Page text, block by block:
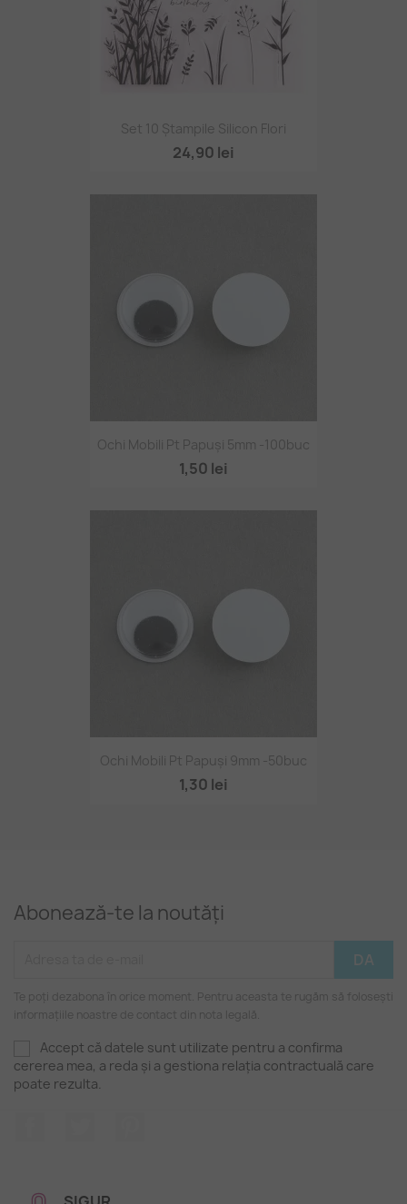
Set 10 Ștampile Silicon Flori
24,90 lei
Ochi Mobili Pt Papuși 5mm -100buc
1,50 lei
Ochi Mobili Pt Papuși 9mm -50buc
1,30 lei
Abonează-te la noutăți
Te poți dezabona în orice moment. Pentru aceasta te rugăm să folosești
informațiile noastre de contact din nota legală.
Accept că datele sunt utilizate pentru a confirma
cererea mea, a reda și a gestiona relația contractuală care
poate rezulta.